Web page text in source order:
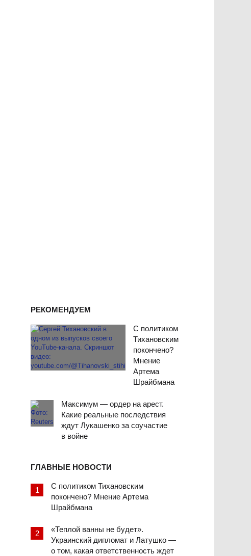
РЕКОМЕНДУЕМ
С политиком
Тихановским
покончено?
Мнение
Артема
Шрайбмана
Максимум — ордер на арест.
Какие реальные последствия
ждут Лукашенко за соучастие
в войне
ГЛАВНЫЕ НОВОСТИ
С политиком Тихановским
покончено? Мнение Артема
Шрайбмана
«Теплой ванны не будет».
Украинский дипломат и Латушко —
о том, какая ответственность ждет